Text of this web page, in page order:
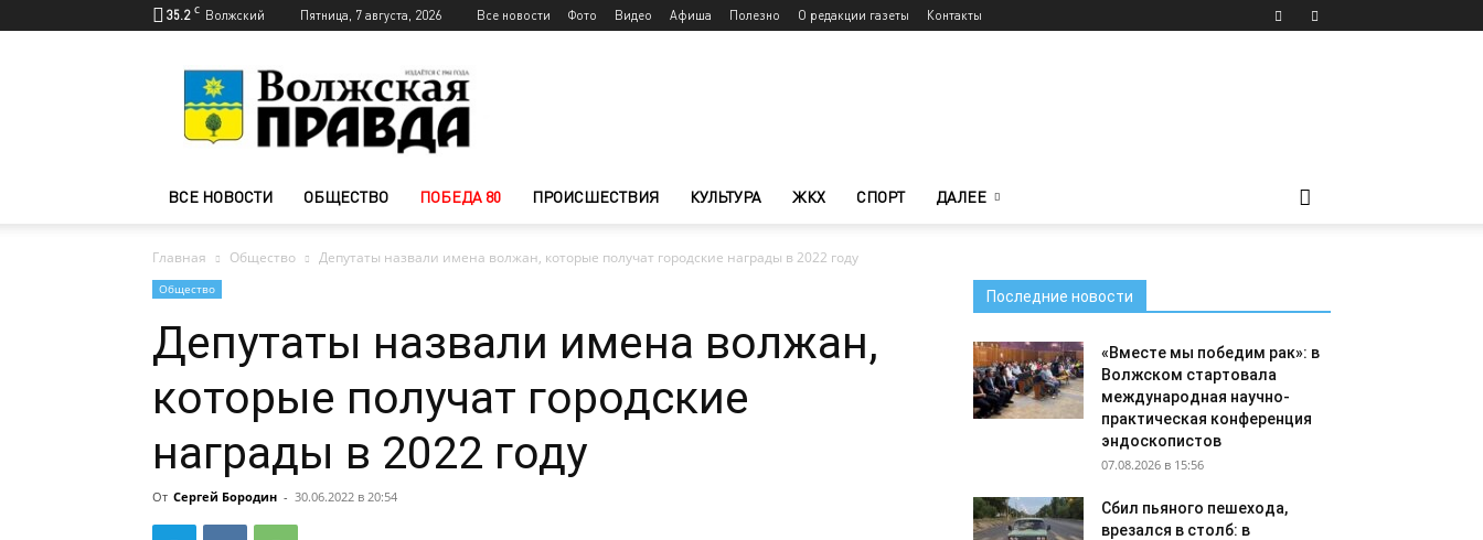
35.2 C Волжский Пятница, 7 августа, 2026 Все новости Фото Видео Афиша Полезно О редакции газеты Контакты
Волжского
—
Волжская
ВСЕ НОВОСТИ ОБЩЕСТВО ПОБЕДА 80 ПРОИСШЕСТВИЯ КУЛЬТУРА ЖКХ СПОРТ ДАЛЕЕ
Главная Общество Депутаты назвали имена волжан, которые получат городские награды в 2022 году
Общество
Депутаты назвали имена волжан,
которые получат городские
награды в 2022 году
От Сергей Бородин - 30.06.2022 в 20:54
Последние новости
«Вместе мы победим рак»: в
Волжском стартовала
международная научно-
практическая конференция
эндоскопистов
07.08.2026 в 15:56
Сбил пьяного пешехода,
врезался в столб: в